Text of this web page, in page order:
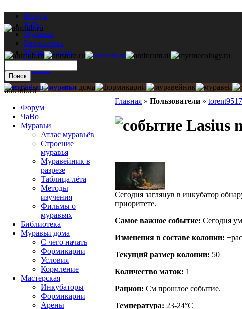
Форум
ЧаВо
Муравьи
Библиотека
Муравьи дома
Мастерская
Каталог
Главная » Пользователи »
Lasius
Сегодня заглянув в инкубатор
приоритете.
Самое важное событие: Сегодня
Изменения в составе кoлонии:
Текущий размер кoлонии: 50
Количество маток: 1
Рацион: См прошлое событие.
Температура: 23-24°C
antclub.ru
Форум
ЧаВо
Муравьи
Атлас муравьёв
Строение
муравья
Муравейник в
разрезе
Таблица лёта
Методы
изучения
Фильмы о
муравьях
Библиотека
Муравьи дома
С чего начать
Формикарии
Условия
Кормление
Мастерская
Инкубаторы
Формикарии
Арены